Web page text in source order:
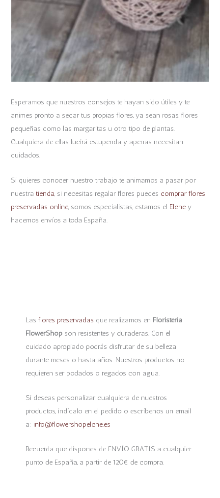
Esperamos que nuestros consejos te hayan sido útiles y te
animes pronto a secar tus propias flores, ya sean rosas, flores
pequeñas como las margaritas u otro tipo de plantas.
Cualquiera de ellas lucirá estupenda y apenas necesitan
cuidados.
Si quieres conocer nuestro trabajo te animamos a pasar por
nuestratienda, si necesitas regalar flores puedes comprar flores
preservadas online, somos especialistas, estamos el Elche y
hacemos envíos a toda España.
Las flores preservadas que realizamos en Floristeria
FlowerShopson resistentes y duraderas. Con el
cuidado apropiado podrás disfrutar de su belleza
durante meses o hasta años. Nuestros productos no
requieren ser podados o regados con agua.
Si deseas personalizar cualquiera de nuestros
productos, indícalo en el pedido o escríbenos un email
a: info@flowershopelche.es
Recuerda que dispones de ENVÍO GRATIS a cualquier
punto de España, a partir de 120€ de compra.